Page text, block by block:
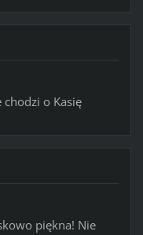
o Kasię
piękna! Nie